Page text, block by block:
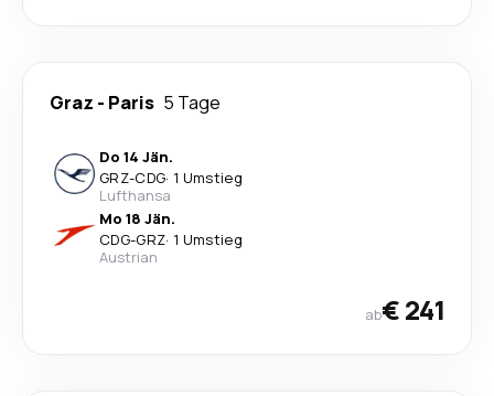
Graz - Paris 5 Tage
Do 14 Jän.
GRZ-CDG· 1 Umstieg
Lufthansa
Mo 18 Jän.
CDG-GRZ· 1 Umstieg
Austrian
ab€ 241